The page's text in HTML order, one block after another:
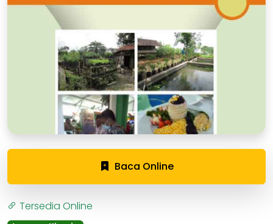
Baca Online
Tersedia Online